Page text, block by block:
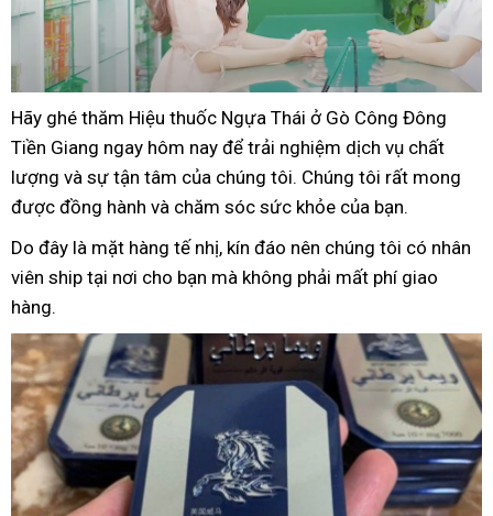
Hãy ghé thăm Hiệu thuốc Ngựa Thái ở Gò Công Đông
Tiền Giang ngay hôm nay để trải nghiệm dịch vụ chất
lượng và sự tận tâm của chúng tôi. Chúng tôi rất mong
được đồng hành và chăm sóc sức khỏe của bạn.
Do đây là mặt hàng tế nhị, kín đáo nên chúng tôi có nhân
viên ship tại nơi cho bạn mà không phải mất phí giao
hàng.